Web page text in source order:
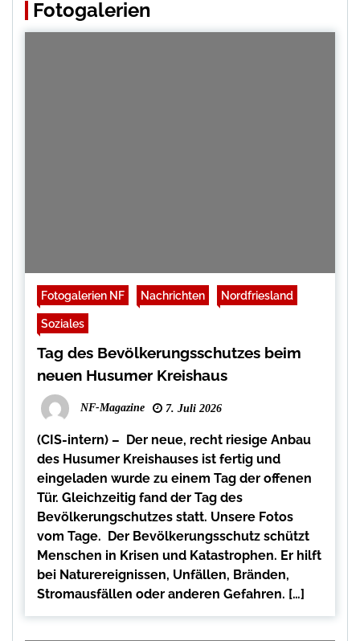
Fotogalerien
Fotogalerien NF Nachrichten Nordfriesland
Soziales
Tag des Bevölkerungsschutzes beim
neuen Husumer Kreishaus
NF-Magazine 7. Juli 2026
(CIS-intern) – Der neue, recht riesige Anbau
des Husumer Kreishauses ist fertig und
eingeladen wurde zu einem Tag der offenen
Tür. Gleichzeitig fand der Tag des
Bevölkerungschutzes statt. Unsere Fotos
vom Tage. Der Bevölkerungsschutz schützt
Menschen in Krisen und Katastrophen. Er hilft
bei Naturereignissen, Unfällen, Bränden,
Stromausfällen oder anderen Gefahren. […]